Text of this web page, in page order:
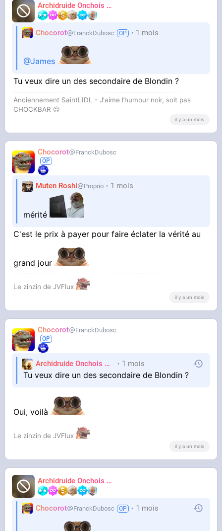
Archidruide Onchois
🍀️🌩️🐻️
Chocorot FranckDubosc 1 mois
@James
Tu veux dire un des secondaire de Blondin ?
Anciennement SaintLIDL - J'aime l’humour noir, soit pas
CHOCKBAR 😉️
il y a un mois
Chocorot FranckDubosc
Muten Roshi Proprio 1 mois
mérité
C'est le prix à payer pour faire éclater la vérité au
grand jour
Le zinzin de JVFlux
il y a un mois
Chocorot FranckDubosc
Archidruide Onchois
🍀️🌩️🐻️James
1 mois
Tu veux dire un des secondaire de Blondin ?
Oui, voilà
Le zinzin de JVFlux
il y a un mois
Archidruide Onchois
🍀️🌩️🐻️
Chocorot FranckDubosc 1 mois